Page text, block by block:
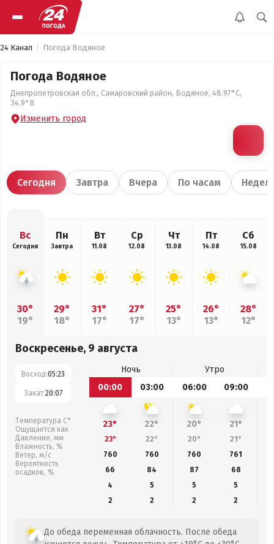
24 Канал Погода Водяное
Погода Водяное
Днепропетровская обл., Самаровский район, Водяное, 48.97°С,
34.9°В
Изменить город
Сегодня Завтра Вчера По часам
Вс
Сегодня
30°
19°
Пн
Завтра
29°
18°
Вт
11.08
31°
17°
Ср
12.08
27°
17°
Чт
13.08
25°
13°
Пт
14.08
26°
13°
Сб
15.08
28°
12°
Воскресенье, 9 августа
Восход:05:23
Закат:20:07
Температура С°
Ощущается как
Давление, мм
Влажность, %
Ветер, м/с
Вероятность
осадков, %
Ночь
Утро
00:00
03:00 06:00 09:00
23° 22° 20° 21°
23° 22° 20° 21°
760
760 760 761
66
84 87
68
4
5 5
5
2
2 2 2
До обеда переменная облачность. После обеда